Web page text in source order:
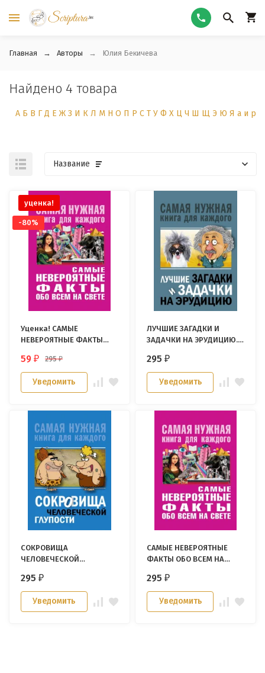
Главная Авторы Юлия Бекичева
Найдено 4 товара
А Б В Г Д Е Ж З И К Л М Н О П Р С Т У Ф Х Ц Ч Ш Щ Э Ю Я а и р
Название
уценка!
-80%
Уценка! САМЫЕ
НЕВЕРОЯТНЫЕ ФАКТЫ
Бекичева
59₽ 295₽
Уведомить
ЛУЧШИЕ ЗАГАДКИ И
ЗАДАЧКИ НА ЭРУДИЦИЮ.
295₽
Уведомить
СОКРОВИЩА
ЧЕЛОВЕЧЕСКОЙ
Бекичева
295₽
Уведомить
САМЫЕ НЕВЕРОЯТНЫЕ
ФАКТЫ ОБО ВСЕМ НА
295₽
Уведомить